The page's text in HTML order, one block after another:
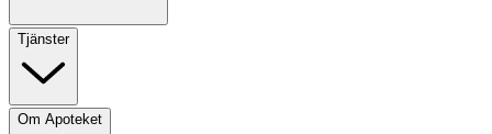
Tjänster
Om Apoteket